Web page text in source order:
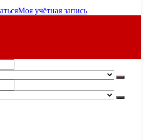
Моя учётная запись